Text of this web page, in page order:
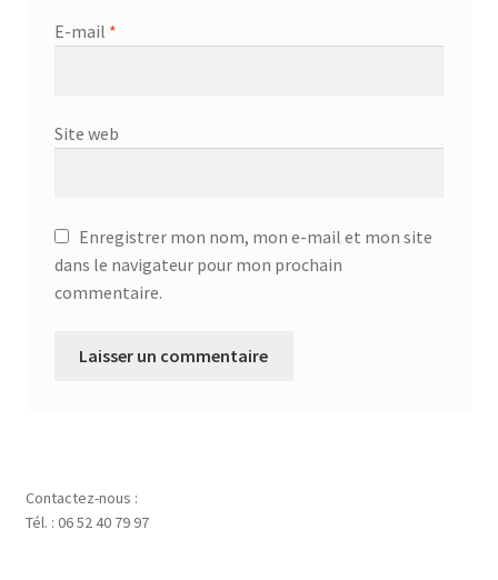
E-mail *
Site web
Enregistrer mon nom, mon e-mail et mon site
dans le navigateur pour mon prochain
commentaire.
Contactez-nous :
Tél. : 06 52 40 79 97